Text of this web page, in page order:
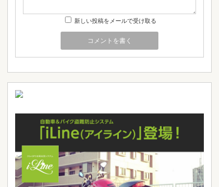
新しい投稿をメールで受け取る